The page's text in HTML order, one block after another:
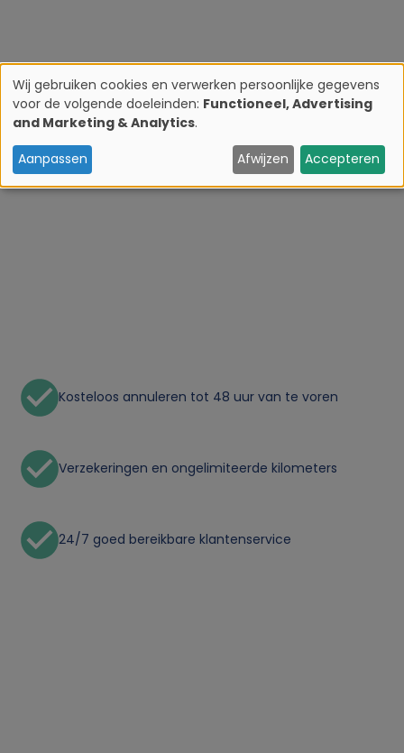
Kosteloos annuleren tot 48 uur van te voren
Verzekeringen en ongelimiteerde kilometers
24/7 goed bereikbare klantenservice
G
e
b
k
v
a
p
Wij gebruiken cookies en verwerken persoonlijke gegevens
voor de volgende doeleinden: Functioneel, Advertising
and Marketing & Analytics.
Aanpassen Afwijzen Accepteren